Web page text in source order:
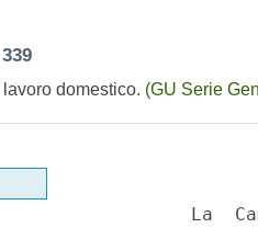
domestico. (GU Serie